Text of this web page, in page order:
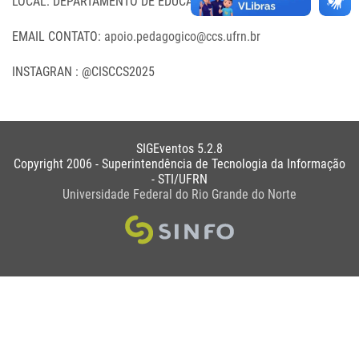
EMAIL CONTATO: apoio.pedagogico@ccs.ufrn.br
INSTAGRAN : @CISCCS2025
SIGEventos 5.2.8
Copyright 2006 - Superintendência de Tecnologia da Informação
- STI/UFRN
Universidade Federal do Rio Grande do Norte